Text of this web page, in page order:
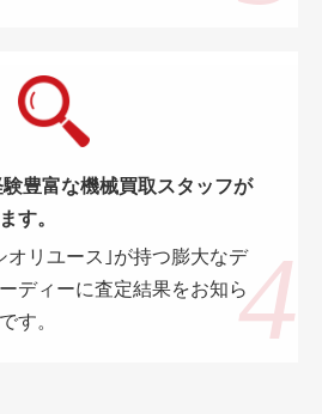
豊富な機械買取スタッフが
す。
オリユース｣が持つ膨大なデ
ディーに査定結果をお知ら
す。